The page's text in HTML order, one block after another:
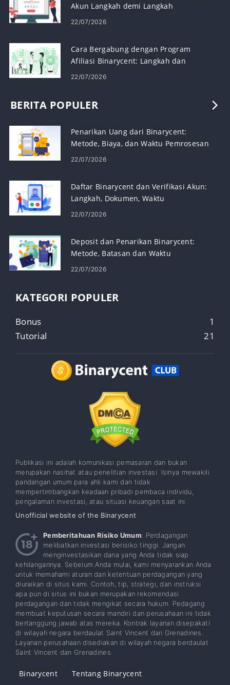
Akun Langkah demi Langkah
22/07/2026
Cara Bergabung dengan Program
Afiliasi Binarycent: Langkah dan
Persyaratan
22/07/2026
BERITA POPULER
Penarikan Uang dari Binarycent:
Metode, Biaya, dan Waktu Pemrosesan
22/07/2026
Daftar Binarycent dan Verifikasi Akun:
Langkah, Dokumen, Waktu
22/07/2026
Deposit dan Penarikan Binarycent:
Metode, Batasan dan Waktu
Pemrosesan
22/07/2026
KATEGORI POPULER
Bonus
1
Tutorial
21
Publikasi ini adalah komunikasi pemasaran dan bukan
merupakan nasihat atau penelitian investasi. Isinya mewakili
pandangan umum para ahli kami dan tidak
mempertimbangkan keadaan pribadi pembaca individu,
pengalaman investasi, atau situasi keuangan saat ini.
Unofficial website of the Binarycent
Pemberitahuan Risiko Umum: Perdagangan
melibatkan investasi berisiko tinggi. Jangan
menginvestasikan dana yang Anda tidak siap
kehilangannya. Sebelum Anda mulai, kami menyarankan Anda
untuk memahami aturan dan ketentuan perdagangan yang
diuraikan di situs kami. Contoh, tip, strategi, dan instruksi
apa pun di situs ini bukan merupakan rekomendasi
perdagangan dan tidak mengikat secara hukum. Pedagang
membuat keputusan secara mandiri dan perusahaan ini tidak
bertanggung jawab atas mereka. Kontrak layanan disepakati
di wilayah negara berdaulat Saint Vincent dan Grenadines.
Layanan perusahaan disediakan di wilayah negara berdaulat
Saint Vincent dan Grenadines.
Binarycent Tentang Binarycent